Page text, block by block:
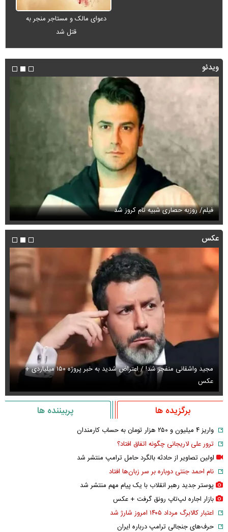
دعوای مالک و مستاجر منجر به
قتل شد
ویدئو
فیلم/ روزبه حصاری شبیه تام کروز شد
عکس
مجید واشقانی منفجر شد! / اعتراض شدید به خبر پروژه ۱۵۰ میلیاردی +
عکس
برگزیده ها پربیننده ها
واریز ۴ میلیون و ۲۵۰ هزار تومان به حساب کارمندان
ترور علی لاریجانی چگونه اتفاق افتاد؟
اولین تصاویر از حادثه بالگرد حامل ترامپ منتشر شد
نام احمد جنتی دوباره بر سر زبان‌ها افتاد
پوستر جدید رهبر انقلاب با یک پیام مهم منتشر شد
بازار اجاره لپ‌تاپ رونق گرفت + عکس
اعتبار کالابرگ مرداد ۱۴۰۵ امروز شارژ شد
حرف‌های جنجالی ترامپ درباره ایران